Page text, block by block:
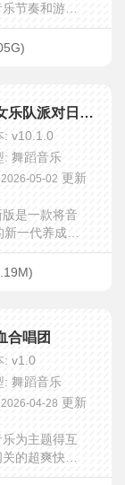
节奏和游戏
，非常考验
分高难度的
少女乐队派对日服最新版
: v10.1.0
: 舞蹈音乐
2026-05-02 更新
是一款将音
一代养成类
ルパ，日版
了领先的3D
。
合唱团
: v1.0
: 舞蹈音乐
2026-04-28 更新
为主题得互
的超爽快
超多的游戏